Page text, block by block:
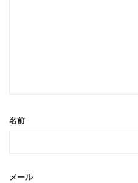
名前
メール